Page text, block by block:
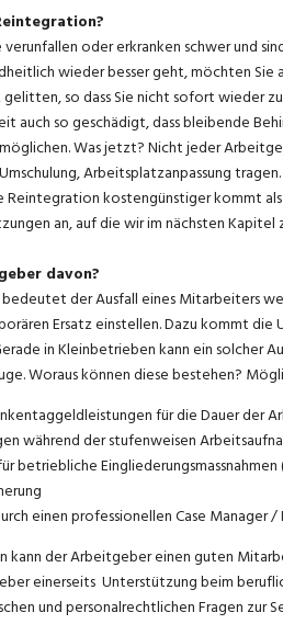
verunfallen oder erkranken schwer und
wieder besser geht, möchten
so dass Sie nicht sofort wieder
auch so geschädigt, dass bleibende
Was jetzt? Nicht jeder
Arbeitsplatzanpassung
kostengünstiger kommt
an, auf die wir im nächsten Kapitel
davon?
der Ausfall eines Mitarbeiters
Ersatz einstellen. Dazu kommt
in Kleinbetrieben kann ein solcher
Woraus können diese bestehen?
für die Dauer der
während der stufenweisen
betriebliche
einen professionellen Case Manager
kann der Arbeitgeber einen guten
einerseits Unterstützung beim
und personalrechtlichen Fragen zur